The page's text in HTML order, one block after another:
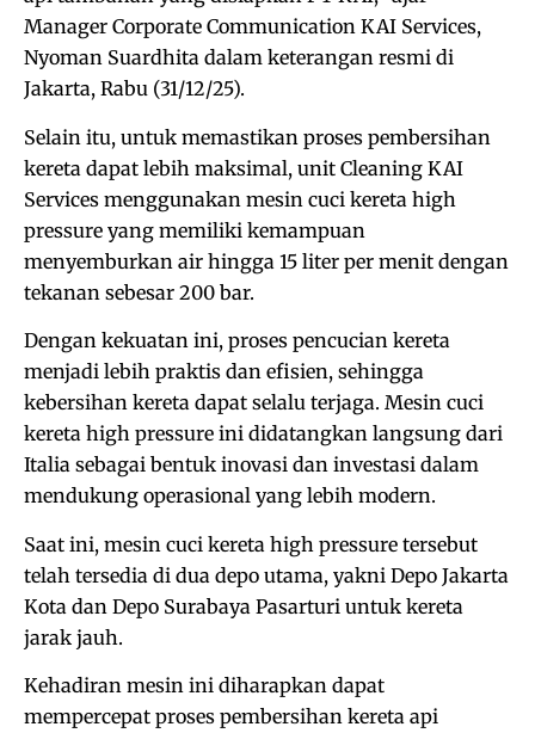
Manager Corporate Communication KAI Services,
Nyoman Suardhita dalam keterangan resmi di
Jakarta, Rabu (31/12/25).
Selain itu, untuk memastikan proses pembersihan
kereta dapat lebih maksimal, unit Cleaning KAI
Services menggunakan mesin cuci kereta high
pressure yang memiliki kemampuan
menyemburkan air hingga 15 liter per menit dengan
tekanan sebesar 200 bar.
Dengan kekuatan ini, proses pencucian kereta
menjadi lebih praktis dan efisien, sehingga
kebersihan kereta dapat selalu terjaga. Mesin cuci
kereta high pressure ini didatangkan langsung dari
Italia sebagai bentuk inovasi dan investasi dalam
mendukung operasional yang lebih modern.
Saat ini, mesin cuci kereta high pressure tersebut
telah tersedia di dua depo utama, yakni Depo Jakarta
Kota dan Depo Surabaya Pasarturi untuk kereta
jarak jauh.
Kehadiran mesin ini diharapkan dapat
mempercepat proses pembersihan kereta api